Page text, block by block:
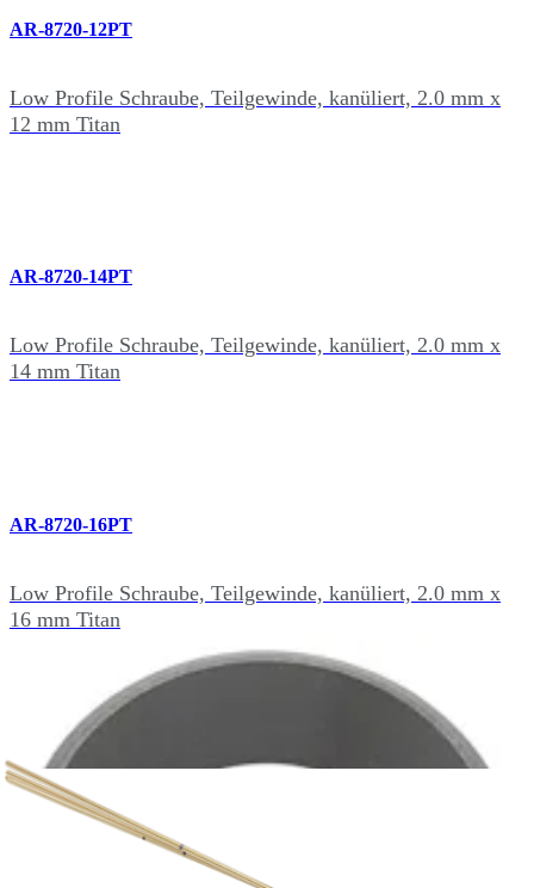
AR-8720-12PT
Low Profile Schraube, Teilgewinde, kanüliert, 2.0 mm x
12 mm Titan
AR-8720-14PT
Low Profile Schraube, Teilgewinde, kanüliert, 2.0 mm x
14 mm Titan
AR-8720-16PT
Low Profile Schraube, Teilgewinde, kanüliert, 2.0 mm x
16 mm Titan
AR-8720-18PT
Low Profile Schraube, Teilgewinde, kanüliert, 2.0 mm x